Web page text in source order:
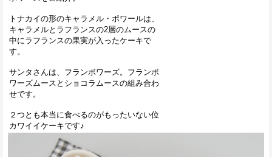
トナカイの形のキャラメル・ポワールは、
キャラメルとラフランスの2層のムースの
中にラフランスの果実が入ったケーキで
す。
サンタさんは、フランボワーズ。フランボ
ワーズムースとショコラムースの組み合わ
せです。
２つとも本当に食べるのがもったいない位
カワイイケーキです♪